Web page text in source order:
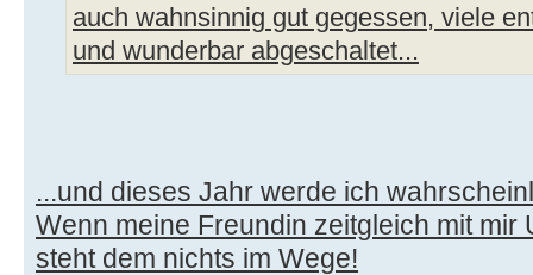
auch wahnsinnig gut gegessen, viele
und wunderbar abgeschaltet...
...und dieses Jahr werde ich
Wenn meine Freundin zeitgleich mit mir
steht dem nichts im Wege!